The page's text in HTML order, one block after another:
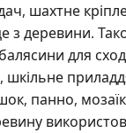
шахтне
з деревини.
для
шкільне
панно,